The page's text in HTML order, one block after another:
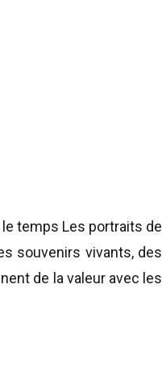
temps Les portraits de
souvenirs vivants, des
de la valeur avec les
à Mont-Saint-Hilaire